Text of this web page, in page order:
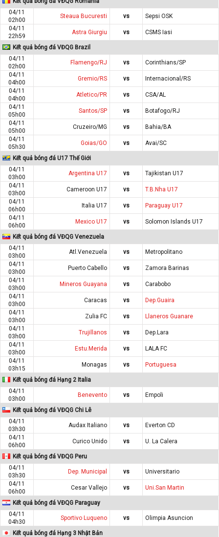
04/11
02h00
Steaua Bucuresti vs
Sepsi OSK
04/11
22h59
Astra Giurgiu vs CSMS Iasi
Kết quả bóng đá VĐQG Brazil
04/11
02h00
Flamengo/RJ vs
Corinthians/SP
04/11
04h00
Gremio/RS vs
Internacional/RS
04/11
04h00
Atletico/PR vs
CSA/AL
04/11
05h00
Santos/SP vs
Botafogo/RJ
04/11
05h00
Cruzeiro/MG vs
Bahia/BA
04/11
05h30
Goias/GO vs Avai/SC
Kết quả bóng đá U17 Thế Giới
04/11
03h00
Argentina U17 vs
Tajikistan U17
04/11
03h00
Cameroon U17 vs
T.B.Nha U17
04/11
06h00
Italia U17 vs
Paraguay U17
04/11
06h00
Mexico U17 vs Solomon Islands U17
Kết quả bóng đá VĐQG Venezuela
04/11
03h00
Atl.Venezuela vs
Metropolitano
04/11
03h00
Puerto Cabello vs
Zamora Barinas
04/11
03h00
Mineros Guayana vs
Carabobo
04/11
03h00
Caracas vs
Dep.Guaira
04/11
03h00
Zulia FC vs
Llaneros Guanare
04/11
03h00
Trujillanos vs
Dep.Lara
04/11
03h00
Estu.Merida vs
LALA FC
04/11
03h15
Monagas vs Portuguesa
Kết quả bóng đá Hạng 2 Italia
04/11
03h00
Benevento vs Empoli
Kết quả bóng đá VĐQG Chi Lê
04/11
03h30
Audax Italiano vs
Everton CD
04/11
06h00
Curico Unido vs U. La Calera
Kết quả bóng đá VĐQG Peru
04/11
03h30
Dep. Municipal vs
Universitario
04/11
06h00
Cesar Vallejo vs Uni.San Martin
Kết quả bóng đá VĐQG Paraguay
04/11
04h30
Sportivo Luqueno vs Olimpia Asuncion
Kết quả bóng đá Hạng 3 Nhật Bản